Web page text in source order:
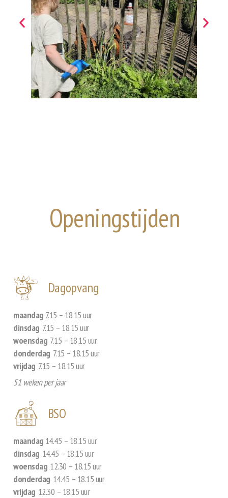
Openingstijden
Dagopvang
maandag 7.15 – 18.15 uur
dinsdag 7.15 – 18.15 uur
woensdag 7.15 – 18.15 uur
donderdag 7.15 – 18.15 uur
vrijdag 7.15 – 18.15 uur
51 weken per jaar
BSO
maandag 14.45 – 18.15 uur
dinsdag 14.45 – 18.15 uur
woensdag 12.30 – 18.15 uur
donderdag 14.45 – 18.15 uur
vrijdag 12.30 – 18.15 uur